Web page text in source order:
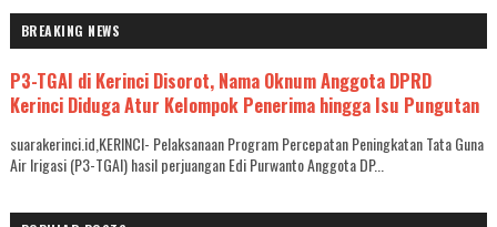
BREAKING NEWS
P3-TGAI di Kerinci Disorot, Nama Oknum Anggota DPRD
Kerinci Diduga Atur Kelompok Penerima hingga Isu Pungutan
suarakerinci.id,KERINCI- Pelaksanaan Program Percepatan Peningkatan Tata Guna
Air Irigasi (P3-TGAI) hasil perjuangan Edi Purwanto Anggota DP...